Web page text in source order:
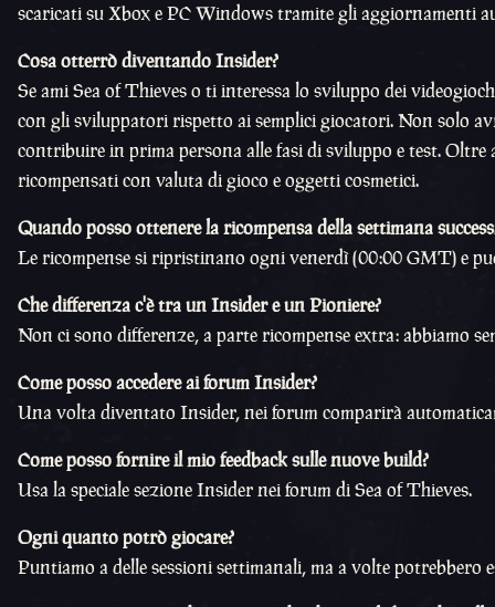
scaricati su Xbox e PC Windows tramite gli aggiornamenti
Cosa otterrò diventando Insider?
Se ami Sea of Thieves o ti interessa lo sviluppo dei
con gli sviluppatori rispetto ai semplici giocatori. Non solo
contribuire in prima persona alle fasi di sviluppo e test.
ricompensati con valuta di gioco e oggetti cosmetici.
Quando posso ottenere la ricompensa della settimana
Le ricompense si ripristinano ogni venerdì (00:00 GMT) e
Che differenza c'è tra un Insider e un Pioniere?
Non ci sono differenze, a parte ricompense extra: abbiamo
Come posso accedere ai forum Insider?
Una volta diventato Insider, nei forum comparirà
Come posso fornire il mio feedback sulle nuove build?
Usa la speciale sezione Insider nei forum di Sea of Thieves.
Ogni quanto potrò giocare?
Puntiamo a delle sessioni settimanali, ma a volte potrebbero